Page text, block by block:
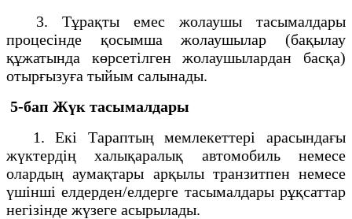
3. Тұрақты емес жолаушы тасымалдары
процесінде қосымша жолаушылар (бақылау
құжатында көрсетілген жолаушылардан басқа)
отырғызуға тыйым салынады.
5-бап Жүк тасымалдары
1. Екі Тараптың мемлекеттері арасындағы
жүктердің халықаралық автомобиль немесе
олардың аумақтары арқылы транзитпен немесе
үшінші елдерден/елдерге тасымалдары рұқсаттар
негізінде жүзеге асырылады.